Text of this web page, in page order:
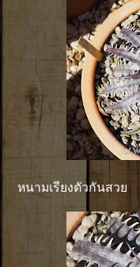
หนามเรียงตัวกันสวย